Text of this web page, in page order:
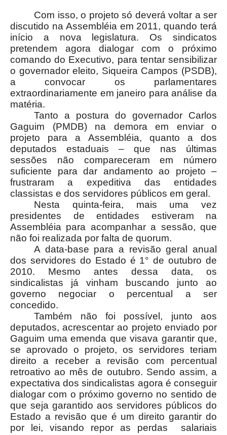
Com isso, o projeto só deverá voltar a ser
discutido na Assembléia em 2011, quando terá
início a nova legislatura. Os sindicatos
pretendem agora dialogar com o próximo
comando do Executivo, para tentar sensibilizar
o governador eleito, Siqueira Campos (PSDB),
a convocar os parlamentares
extraordinariamente em janeiro para análise da
matéria.
Tanto a postura do governador Carlos
Gaguim (PMDB) na demora em enviar o
projeto para a Assembléia, quanto a dos
deputados estaduais – que nas últimas
sessões não compareceram em número
suficiente para dar andamento ao projeto –
frustraram a expeditiva das entidades
classistas e dos servidores públicos em geral.
Nesta quinta-feira, mais uma vez
presidentes de entidades estiveram na
Assembléia para acompanhar a sessão, que
não foi realizada por falta de quorum.
A data-base para a revisão geral anual
dos servidores do Estado é 1° de outubro de
2010. Mesmo antes dessa data, os
sindicalistas já vinham buscando junto ao
governo negociar o percentual a ser
concedido.
Também não foi possível, junto aos
deputados, acrescentar ao projeto enviado por
Gaguim uma emenda que visava garantir que,
se aprovado o projeto, os servidores teriam
direito a receber a revisão com percentual
retroativo ao mês de outubro. Sendo assim, a
expectativa dos sindicalistas agora é conseguir
dialogar com o próximo governo no sentido de
que seja garantido aos servidores públicos do
Estado a revisão que é um direito garantir do
por lei, visando repor as perdas salariais